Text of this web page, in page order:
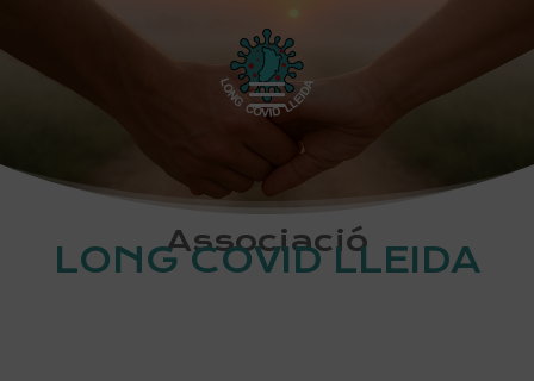
Associació
LONG COVID LLEIDA